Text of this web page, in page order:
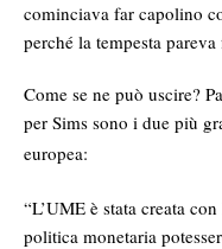
cominciava far capolino
perché la tempesta
Come se ne può uscire?
per Sims sono i due più
europea:
“L’UME è stata creata
politica monetaria